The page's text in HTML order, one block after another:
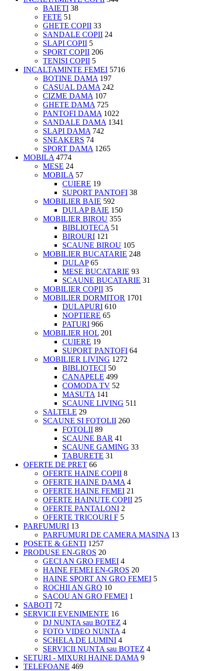
BAIETI 38
FETE 51
GHETE COPII 33
SANDALE COPII 24
SLAPI COPII 5
SPORT COPII 206
TENISI COPII 5
INCALTAMINTE FEMEI 5716
BOTINE DAMA 197
CASUAL DAMA 242
CIZME DAMA 107
GHETE DAMA 725
PANTOFI DAMA 1022
SANDALE DAMA 1341
SLAPI DAMA 742
SNEAKERS 74
SPORT DAMA 1265
MOBILA 4774
MESE 24
MOBILA 57
CUIERE 19
SUPORT PANTOFI 38
MOBILIER BAIE 592
DULAP BAIE 150
MOBILIER BIROU 355
BIBLIOTECA 51
BIROURI 121
SCAUNE BIROU 105
MOBILIER BUCATARIE 248
DULAP 65
MESE BUCATARIE 93
SCAUNE BUCATARIE 31
MOBILIER COPII 35
MOBILIER DORMITOR 1701
DULAPURI 610
NOPTIERE 65
PATURI 966
MOBILIER HOL 201
CUIERE 19
SUPORT PANTOFI 64
MOBILIER LIVING 1272
BIBLIOTECI 50
CANAPELE 499
COMODA TV 52
MASUTA 141
SCAUNE LIVING 511
SALTELE 29
SCAUNE SI FOTOLII 260
FOTOLII 89
SCAUNE BAR 41
SCAUNE GAMING 33
TABURETE 31
OFERTE DE PRET 66
OFERTE HAINE COPII 8
OFERTE HAINE DAMA 4
OFERTE HAINE FEMEI 21
OFERTE HAINUTE COPII 25
OFERTE PANTALONI 2
OFERTE TRICOURI F 5
PARFUMURI 13
PARFUMURI DE CAMERA MASINA 13
POSETE & GENTI 1257
PRODUSE EN-GROS 20
GECI AN GRO FEMEI 4
HAINE FEMEI EN-GROS 20
HAINE SPORT AN GRO FEMEI 5
ROCHII AN GRO 10
SACOU AN GRO FEMEI 1
SABOTI 72
SERVICII EVENIMENTE 16
DJ NUNTA sau BOTEZ 4
FOTO VIDEO NUNTA 4
SCHELA DE LUMINI 4
SERVICII NUNTA sau BOTEZ 4
SETURI - MIXURI HAINE DAMA 9
TELEFOANE 469